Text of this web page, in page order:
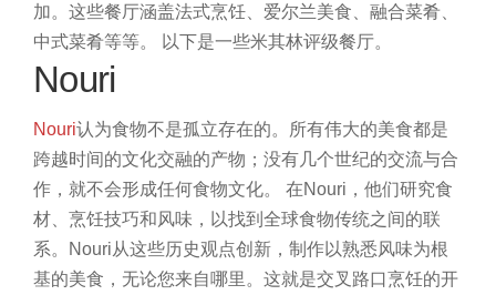
加。这些餐厅涵盖法式烹饪、爱尔兰美食、融合菜肴、
中式菜肴等等。
以下是一些米其林评级餐厅。
Nouri
Nouri认为食物不是孤立存在的。所有伟大的美食都是
跨越时间的文化交融的产物；没有几个世纪的交流与合
作，就不会形成任何食物文化。
在Nouri，他们研究食
材、烹饪技巧和风味，以找到全球食物传统之间的联
系。Nouri从这些历史观点创新，制作以熟悉风味为根
基的美食，无论您来自哪里。这就是交叉路口烹饪的开